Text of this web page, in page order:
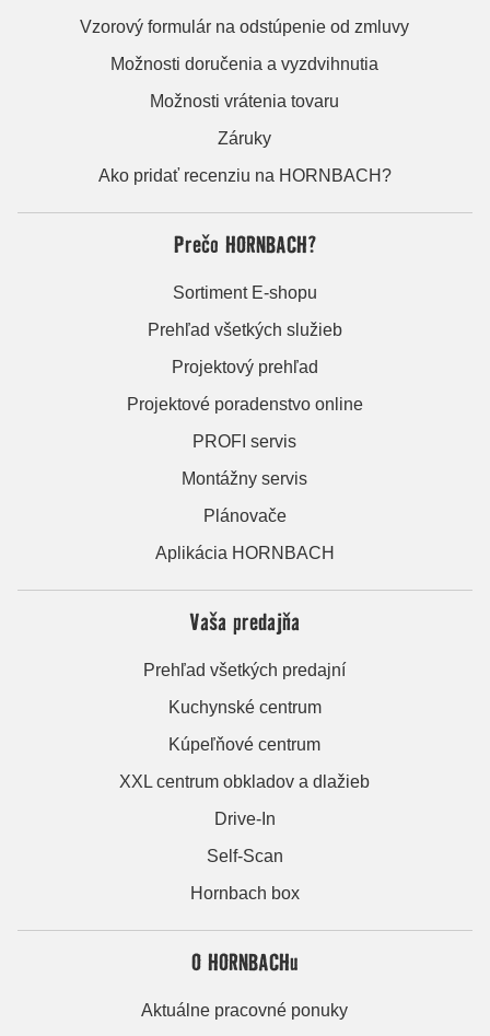
Vzorový formulár na odstúpenie od zmluvy
Možnosti doručenia a vyzdvihnutia
Možnosti vrátenia tovaru
Záruky
Ako pridať recenziu na HORNBACH?
Prečo HORNBACH?
Sortiment E-shopu
Prehľad všetkých služieb
Projektový prehľad
Projektové poradenstvo online
PROFI servis
Montážny servis
Plánovače
Aplikácia HORNBACH
Vaša predajňa
Prehľad všetkých predajní
Kuchynské centrum
Kúpeľňové centrum
XXL centrum obkladov a dlažieb
Drive-In
Self-Scan
Hornbach box
O HORNBACHu
Aktuálne pracovné ponuky